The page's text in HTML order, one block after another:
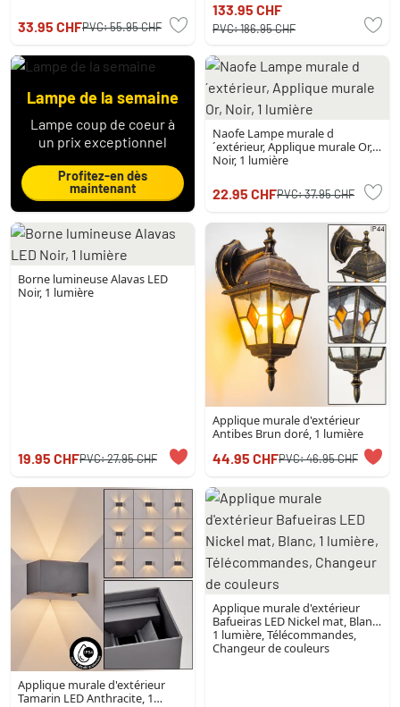
33.95 CHFPVC:55.95 CHF
133.95 CHF
PVC:186.95 CHF
Lampe de la semaine
Lampe coup de coeur à
un prix exceptionnel
Profitez-en dès
maintenant
Naofe Lampe murale d
´extérieur, Applique murale Or,
Noir, 1 lumière
22.95 CHFPVC:37.95 CHF
Borne lumineuse Alavas LED
Noir, 1 lumière
19.95 CHFPVC:27.95 CHF
Applique murale d'extérieur
Antibes Brun doré, 1 lumière
44.95 CHFPVC:46.95 CHF
Applique murale d'extérieur
Tamarin LED Anthracite, 1
Applique murale d'extérieur
Bafueiras LED Nickel mat, Blanc,
1 lumière, Télécommandes,
Changeur de couleurs